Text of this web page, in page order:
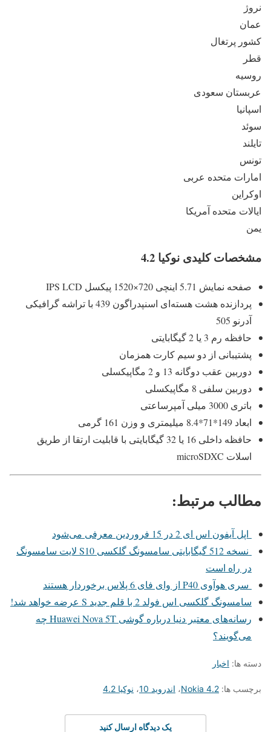
نروژ
عمان
کشور پرتغال
قطر
روسیه
عربستان سعودی
اسپانیا
سوئد
تایلند
تونس
امارات متحده عربی
اوکراین
ایالات متحده آمریکا
یمن
مشخصات کلیدی نوکیا 4.2
صفحه نمایش 5.71 اینچی 720×1520 پیکسل IPS LCD
پردازنده هشت هسته‌ای اسنپدراگون 439 با تراشه گرافیکی
آدرنو 505
حافظه رم 3 یا 2 گیگابایتی
پشتیبانی از دو سیم کارت همزمان
دوربین عقب دوگانه 13 و 2 مگاپیکسلی
دوربین سلفی 8 مگاپیکسلی
باتری 3000 میلی آمپرساعتی
ابعاد 149*71*8.4 میلیمتری و وزن 161 گرمی
حافظه داخلی 16 یا 32 گیگابایتی با قابلیت ارتقا از طریق
اسلات microSDXC
مطالب مرتبط:
اپل آیفون اس ای 2 در 15 فروردین معرفی می‌شود
نسخه 512 گیگابایتی سامسونگ گلکسی S10 لایت سامسونگ
در راه است
سری هوآوی P40 از وای فای 6 پلاس برخوردار هستند
سامسونگ گلکسی اس فولد 2 با قلم جدید S عرضه خواهد شد!
رسانه‌های معتبر دنیا درباره گوشی Huawei Nova 5T چه
می‌گویند؟
دسته ها: اخبار
برچسب ها: Nokia 4.2، اندروید 10 ، نوکیا 4.2
یک دیدگاه ارسال کنید